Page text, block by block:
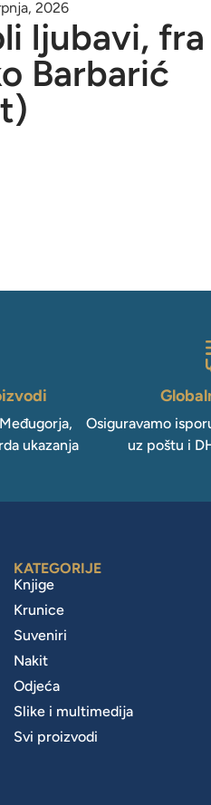
2026
ljubavi, fra
Barbarić
ukazanja
Osiguravamo
uz poštu i
KATEGORIJE
Knjige
Krunice
Suveniri
Nakit
Odjeća
Slike i multimedija
Svi proizvodi